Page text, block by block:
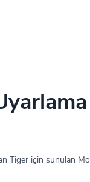
Tiger için sunulan